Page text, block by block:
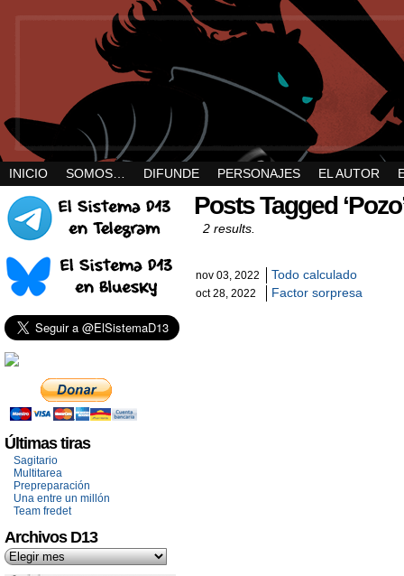
INICIO SOMOS… DIFUNDE PERSONAJES EL AUTOR
Últimas tiras
Sagitario
Multitarea
Prepreparación
Una entre un millón
Team fredet
Archivos D13
Posts Tagged
2 results.
nov 03, 2022 Todo calculado
oct 28, 2022 Factor sorpresa